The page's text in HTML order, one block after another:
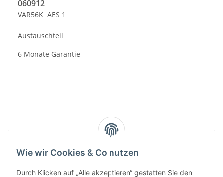
Wie wir Cookies & Co nutzen
Durch Klicken auf „Alle akzeptieren“ gestatten Sie den
060912
VAR56K AES 1
Austauschteil
6 Monate Garantie
Kategorien